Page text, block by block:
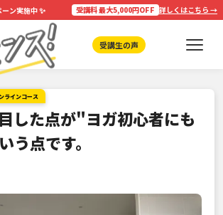
ン実施中✨ 受講料 最大5,000円OFF 詳しくはこちら →
受講生の声
ラインコース
した点が"ヨガ初心者にも
う点です。